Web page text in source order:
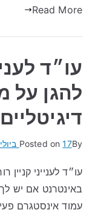
Read More
עו״ד
להגן על
By
Posted on17 ביולי 2026
עו״ד לענייני קניין
באינטרנט אם יש לך
עמוד אינסטגרם